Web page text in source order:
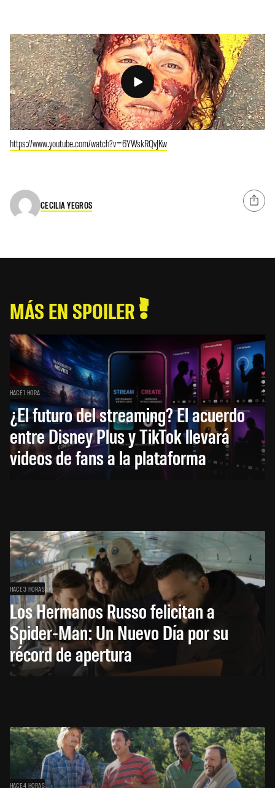
https://www.youtube.com/watch?v=6YWskRQvJKw
CECILIA YEGROS
MÁS EN SPOILER
HACE 1 HORA
¿El futuro del streaming? El acuerdo
entre Disney Plus y TikTok llevará
videos de fans a la plataforma
HACE 3 HORAS
Los Hermanos Russo felicitan a
Spider-Man: Un Nuevo Día por su
récord de apertura
HACE 4 HORAS